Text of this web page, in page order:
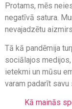
Protams, mēs
negatīvā satura.
nevajadzētu
Tā kā pandēmija
sociālajos
ietekmi un mūsu
varam padarīt
Kā mainās